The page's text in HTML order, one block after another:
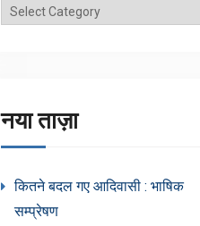
ब्लॉग
नया ताज़ा
कितने बदल गए आदिवासी : भाषिक
सम्प्रेषण